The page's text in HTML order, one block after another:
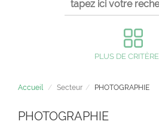
PLUS DE
Accueil Secteur PHOTOGRAPHIE
PHOTOGRAPHIE